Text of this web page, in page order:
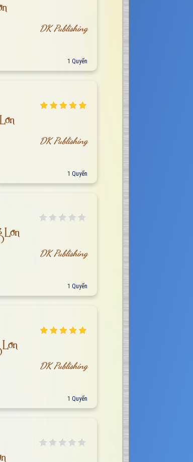
DK Publishing
1 Quyển
DK Publishing
1 Quyển
DK Publishing
1 Quyển
DK Publishing
1 Quyển